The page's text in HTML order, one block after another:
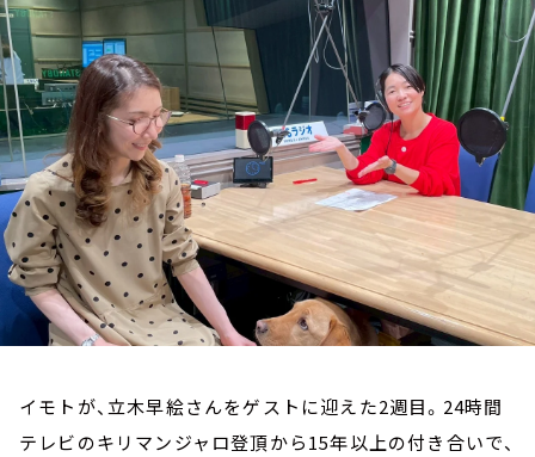
イベント・グッズ
YouTube
会社情報
イモトが、立木早絵さんをゲストに迎えた2週目。24時間
テレビのキリマンジャロ登頂から15年以上の付き合いで、